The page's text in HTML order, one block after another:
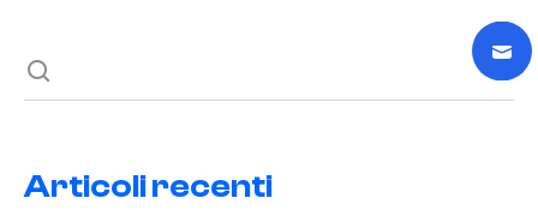
Articoli recenti